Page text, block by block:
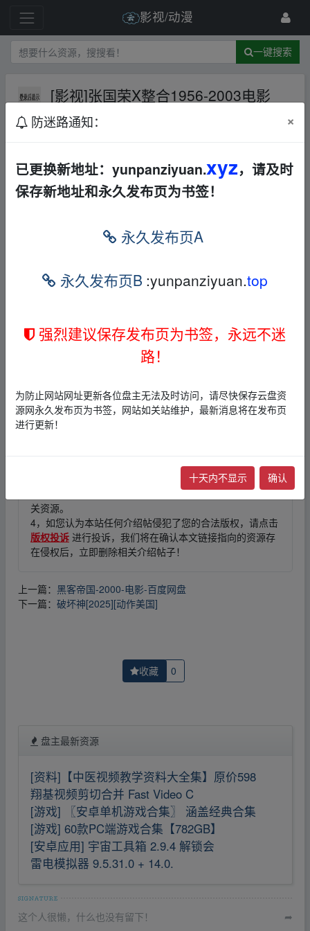
影视/动漫
一键搜索
[影视]张国荣X整合1956-2003电影
+演唱会+音乐+纪录片
电视剧
▂fr▁om w、ww.y un▂pan▁zi、yu▂an.xy_z
▂fr▁om w、ww.y un▂pan▁zi、yu▂an.xy_z
免责声明
1，本站所有内容均为站内网盘爱好者分享发布的网盘链接
3，本文内所有链接指向的云盘网盘资源，其版权归版权方
所有！其实际管理权为帖子发布者所有，本站无法操作相
关资源。
4，如您认为本站任何介绍帖侵犯了您的合法版权，请点击
版权投诉 进行投诉，我们将在确认本文链接指向的资源存
在侵权后，立即删除相关介绍帖子！
上一篇： 黑客帝国-2000-电影-百度网盘
下一篇： 破坏神[2025][动作美国]
收藏 0
盘主最新资源
[资料]【中医视频教学资料大全集】原价598
翔基视频剪切合并 Fast Video C
[游戏] 〖安卓单机游戏合集〗 涵盖经典合集
[游戏] 60款PC端游戏合集【782GB】
[安卓应用] 宇宙工具箱 2.9.4 解锁会
雷电模拟器 9.5.31.0 + 14.0.
这个人很懒，什么也没有留下！ ➦
防迷路通知： ×
已更换新地址：yunpanziyuan.xyz，请及时
保存新地址和永久发布页为书签！
永久发布页A
永久发布页B :yunpanziyuan.top
强烈建议保存发布页为书签，永远不迷
路！
为防止网站网址更新各位盘主无法及时访问，请尽快保存云盘资
源网永久发布页为书签，网站如关站维护，最新消息将在发布页
进行更新！
十天内不显示 确认